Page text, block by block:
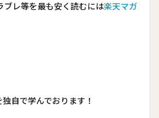
ブレ等を最も安く読むには楽天マガ
自で学んでおります！